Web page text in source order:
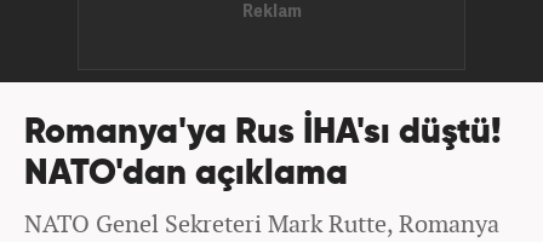
Romanya'ya Rus İHA'sı düştü!
NATO'dan açıklama
NATO Genel Sekreteri Mark Rutte, Romanya